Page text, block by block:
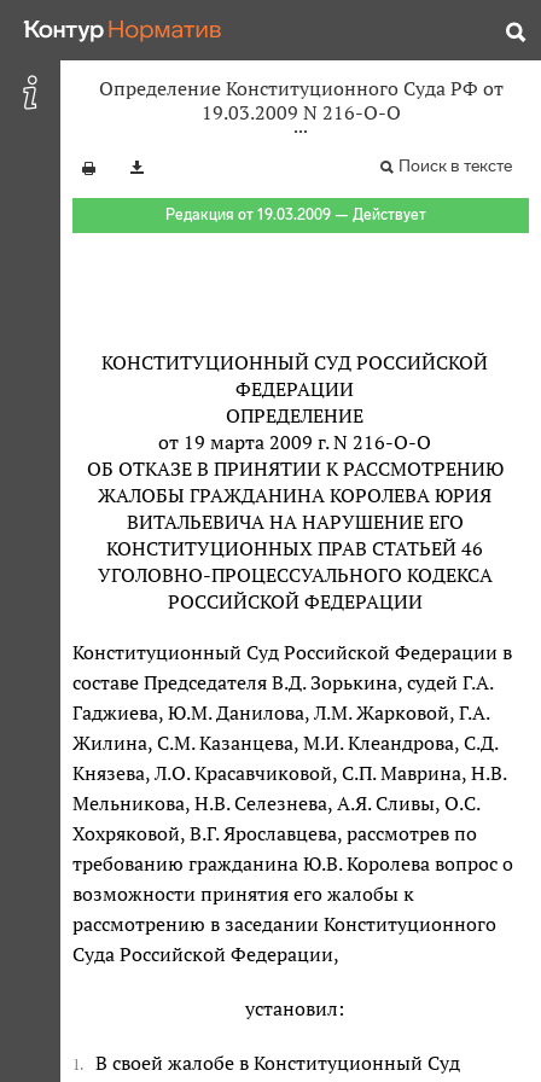
Определение Конституционного Суда РФ от
19.03.2009 N 216-О-О
Поиск в тексте
Редакция от 19.03.2009 — Действует
КОНСТИТУЦИОННЫЙ СУД РОССИЙСКОЙ
ФЕДЕРАЦИИ
ОПРЕДЕЛЕНИЕ
от 19 марта 2009 г. N 216-О-О
ОБ ОТКАЗЕ В ПРИНЯТИИ К РАССМОТРЕНИЮ
ЖАЛОБЫ ГРАЖДАНИНА КОРОЛЕВА ЮРИЯ
ВИТАЛЬЕВИЧА НА НАРУШЕНИЕ ЕГО
КОНСТИТУЦИОННЫХ ПРАВ СТАТЬЕЙ 46
УГОЛОВНО-ПРОЦЕССУАЛЬНОГО КОДЕКСА
РОССИЙСКОЙ ФЕДЕРАЦИИ
Конституционный Суд Российской Федерации в
составе Председателя В.Д. Зорькина, судей Г.А.
Гаджиева, Ю.М. Данилова, Л.М. Жарковой, Г.А.
Жилина, С.М. Казанцева, М.И. Клеандрова, С.Д.
Князева, Л.О. Красавчиковой, С.П. Маврина, Н.В.
Мельникова, Н.В. Селезнева, А.Я. Сливы, О.С.
Хохряковой, В.Г. Ярославцева, рассмотрев по
требованию гражданина Ю.В. Королева вопрос о
возможности принятия его жалобы к
рассмотрению в заседании Конституционного
Суда Российской Федерации,
установил:
1.
В своей жалобе в Конституционный Суд